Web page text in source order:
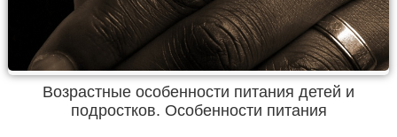
Возрастные особенности питания детей и
подростков. Особенности питания